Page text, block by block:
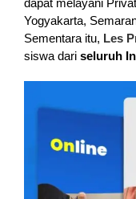
dapat melayani
Yogyakarta,
Sementara itu, Les
siswa dari seluruh